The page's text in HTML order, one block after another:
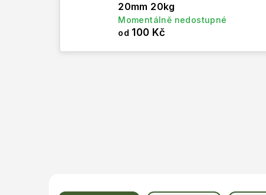
20mm 20kg
Momentálně nedostupné
od 100 Kč